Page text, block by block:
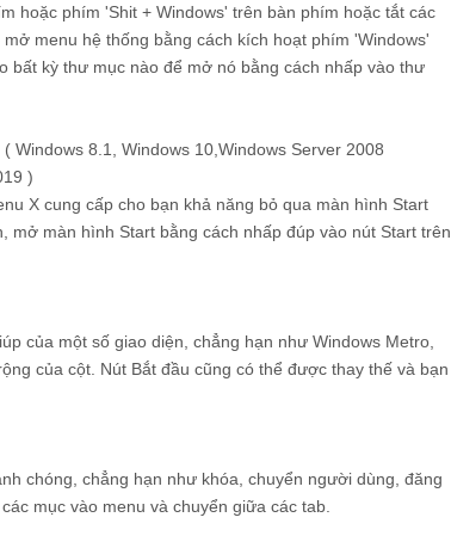
hoặc phím 'Shit + Windows' trên bàn phím hoặc tắt các
menu hệ thống bằng cách kích hoạt phím 'Windows'
bất kỳ thư mục nào để mở nó bằng cách nhấp vào thư
8.1, Windows 10,Windows Server 2008
)
X cung cấp cho bạn khả năng bỏ qua màn hình Start
mở màn hình Start bằng cách nhấp đúp vào nút Start trên
của một số giao diện, chẳng hạn như Windows Metro,
của cột. Nút Bắt đầu cũng có thể được thay thế và bạn
chóng, chẳng hạn như khóa, chuyển người dùng, đăng
mục vào menu và chuyển giữa các tab.